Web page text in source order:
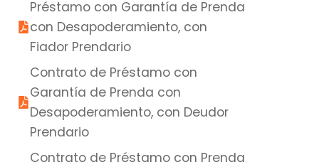
Préstamo con Garantía de Prenda
con Desapoderamiento, con
Fiador Prendario
Contrato de Préstamo con
Garantía de Prenda con
Desapoderamiento, con Deudor
Prendario
Contrato de Préstamo con Prenda